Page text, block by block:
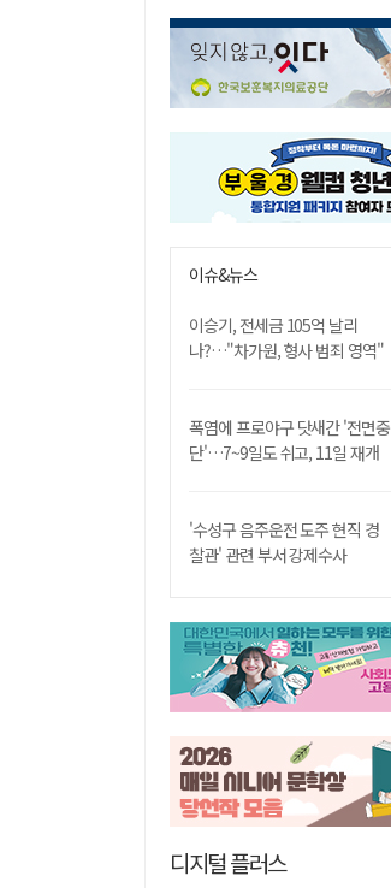
이슈&뉴스
이승기, 전세금 105억 날리
나?…"차가원, 형사 범죄 영역"
폭염에 프로야구 닷새간 '전면중
단'…7~9일도 쉬고, 11일 재개
'수성구 음주운전 도주 현직 경
찰관' 관련 부서 강제수사
디지털 플러스